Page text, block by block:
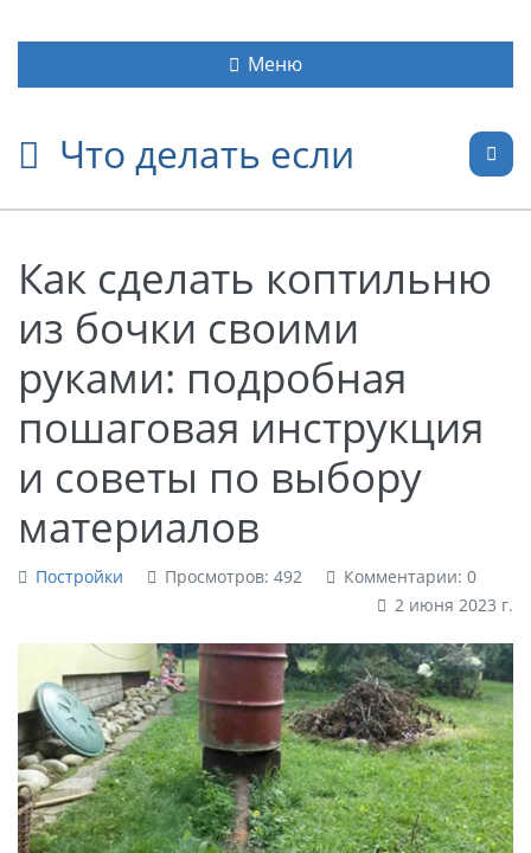
Что делать если
Меню
Как сделать коптильню
из бочки своими
руками: подробная
пошаговая инструкция
и советы по выбору
материалов
Постройки Просмотров: 492
Комментарии: 0
2 июня 2023 г.